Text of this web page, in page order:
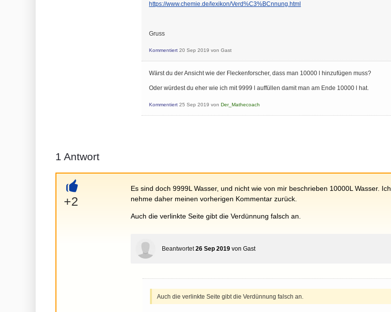
https://www.chemie.de/lexikon/Verd%C3%BCnnung.html
Gruss
Kommentiert 20 Sep 2019 von Gast
Wärst du der Ansicht wie der Fleckenforscher, dass man 10000 l hinzufügen muss?
Oder würdest du eher wie ich mit 9999 l auffüllen damit man am Ende 10000 l hat.
Kommentiert 25 Sep 2019 von Der_Mathecoach
1 Antwort
+
+2
Es sind doch 9999L Wasser, und nicht wie von mir beschrieben 10000L Wasser. Ich
nehme daher meinen vorherigen Kommentar zurück.
Auch die verlinkte Seite gibt die Verdünnung falsch an.
Beantwortet 26 Sep 2019 vonGast
Auch die verlinkte Seite gibt die Verdünnung falsch an.